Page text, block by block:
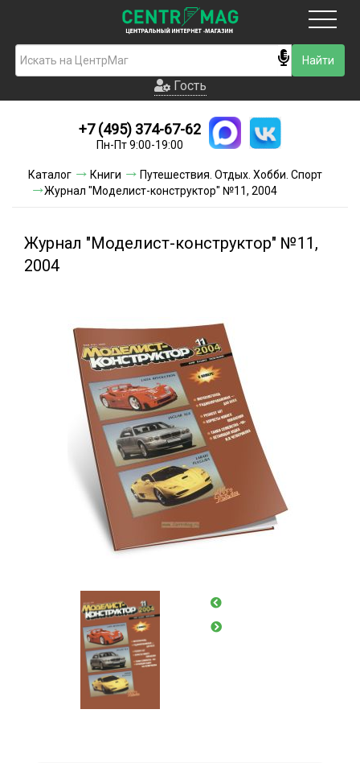
Гость
Новинки
Условия доставки
Контакты
Гость
+7 (495) 374-67-62
Пн-Пт 9:00-19:00
Каталог Книги
Путешествия. Отдых. Хобби. Спорт
Журнал "Моделист-конструктор" №11, 2004
Журнал "Моделист-конструктор" №11,
2004